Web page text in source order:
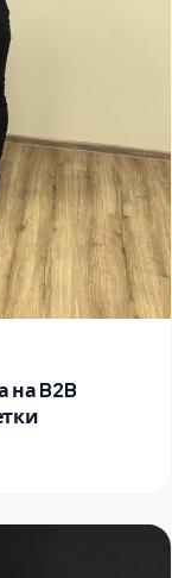
на B2B